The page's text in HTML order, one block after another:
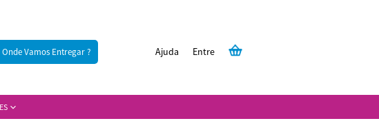
Onde Vamos Entregar ? Entre
Ajuda